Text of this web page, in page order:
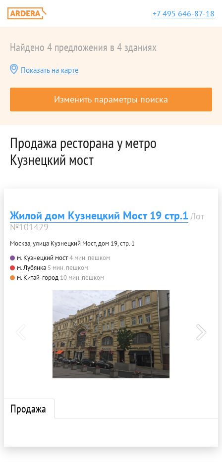
+7 495 646-87-18
Найдено 4 предложения в 4 зданиях
Показать на карте
Изменить параметры поиска
Продажа ресторана у метро
Кузнецкий мост
Жилой дом Кузнецкий Мост 19 стр.1 Лот
№101429
Москва, улица Кузнецкий Мост, дом 19, стр. 1
м. Кузнецкий мост4 мин. пешком
м. Лубянка 5 мин. пешком
м. Китай-город 10 мин. пешком
Продажа